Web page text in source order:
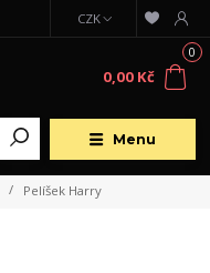
Menu
CZK
0
0,00 Kč
Pelíšek Harry